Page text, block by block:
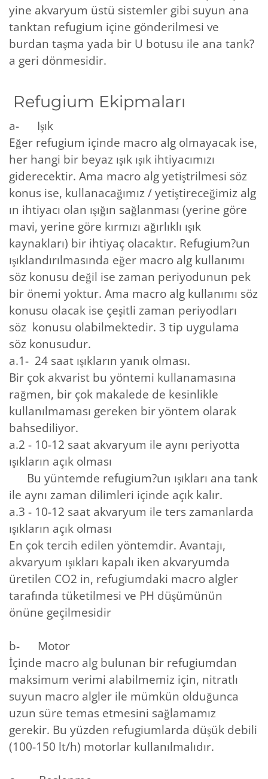
yine akvaryum üstü sistemler gibi suyun ana
tanktan refugium içine gönderilmesi ve
burdan taşma yada bir U botusu ile ana tank?
a geri dönmesidir.
Refugium Ekipmaları
a- Işık
Eğer refugium içinde macro alg olmayacak ise,
her hangi bir beyaz ışık ışık ihtiyacımızı
giderecektir. Ama macro alg yetiştrilmesi söz
konus ise, kullanacağımız / yetiştireceğimiz alg
ın ihtiyacı olan ışığın sağlanması (yerine göre
mavi, yerine göre kırmızı ağırlıklı ışık
kaynakları) bir ihtiyaç olacaktır. Refugium?un
ışıklandırılmasında eğer macro alg kullanımı
söz konusu değil ise zaman periyodunun pek
bir önemi yoktur. Ama macro alg kullanımı söz
konusu olacak ise çeşitli zaman periyodları
söz konusu olabilmektedir. 3 tip uygulama
söz konusudur.
a.1- 24 saat ışıkların yanık olması.
Bir çok akvarist bu yöntemi kullanamasına
rağmen, bir çok makalede de kesinlikle
kullanılmaması gereken bir yöntem olarak
bahsediliyor.
a.2 - 10-12 saat akvaryum ile aynı periyotta
ışıkların açık olması
Bu yüntemde refugium?un ışıkları ana tank
ile aynı zaman dilimleri içinde açık kalır.
a.3 - 10-12 saat akvaryum ile ters zamanlarda
ışıkların açık olması
En çok tercih edilen yöntemdir. Avantajı,
akvaryum ışıkları kapalı iken akvaryumda
üretilen CO2 in, refugiumdaki macro algler
tarafında tüketilmesi ve PH düşümünün
önüne geçilmesidir
b- Motor
İçinde macro alg bulunan bir refugiumdan
maksimum verimi alabilmemiz için, nitratlı
suyun macro algler ile mümkün olduğunca
uzun süre temas etmesini sağlamamız
gerekir. Bu yüzden refugiumlarda düşük debili
(100-150 lt/h) motorlar kullanılmalıdır.